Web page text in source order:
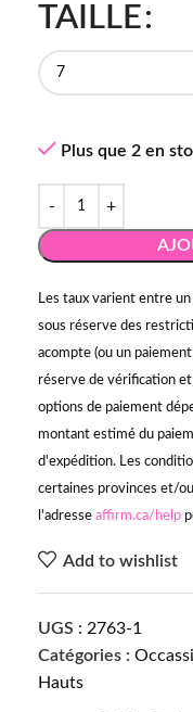
TAILLE
Plus que 2 en
Les taux varient entre
sous réserve des
acompte (ou un
réserve de vérification
options de paiement
montant estimé du
d'expédition. Les
certaines provinces et/
l'adresse affirm.ca/help
Add to wishlist
UGS : 2763-1
Catégories :
Hauts